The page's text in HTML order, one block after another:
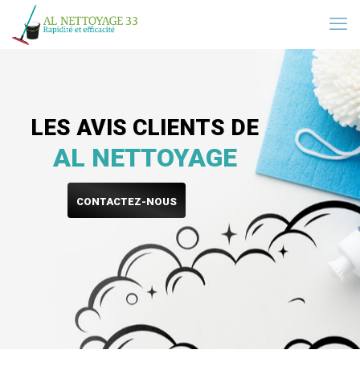
AL NETTOYAGE
CONTACTEZ-NOUS
LES AVIS CLIENTS DE